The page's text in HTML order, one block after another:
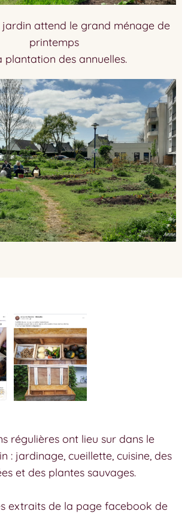
jardin attend le grand ménage de
printemps
plantation des annuelles.
régulières ont lieu sur dans le
: jardinage, cueillette, cuisine, des
et des plantes sauvages.
extraits de la page facebook de